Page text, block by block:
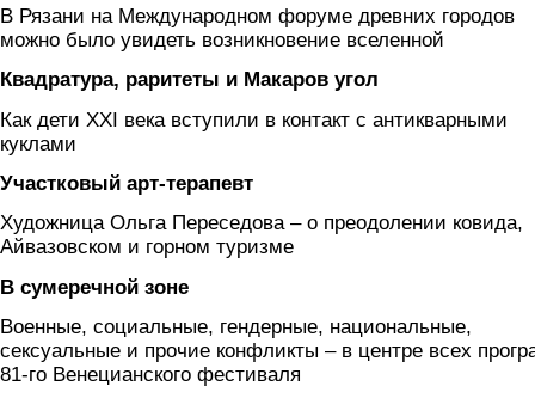
В Рязани на Международном форуме древних городов
можно было увидеть возникновение вселенной
Квадратура, раритеты и Макаров угол
Как дети XXI века вступили в контакт с антикварными
куклами
Участковый арт-терапевт
Художница Ольга Переседова – о преодолении ковида,
Айвазовском и горном туризме
В сумеречной зоне
Военные, социальные, гендерные, национальные,
сексуальные и прочие конфликты – в центре всех
81-го Венецианского фестиваля